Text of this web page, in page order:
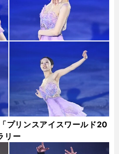
プリンスアイスワールド20
リー